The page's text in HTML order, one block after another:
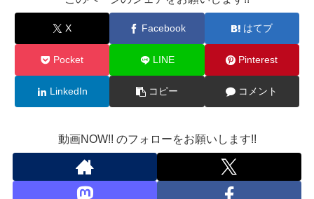
X Facebook はてブ
Pocket LINE Pinterest
LinkedIn コピー コメント
動画NOW!! のフォローをお願いします!!